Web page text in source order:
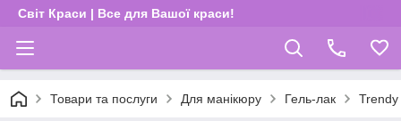
Світ Краси | Все для Вашої краси!
Товари та послуги Для манікюру Гель-лак Trendy